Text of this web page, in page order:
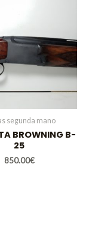
segunda mano
BROWNING B-
25
850.00€